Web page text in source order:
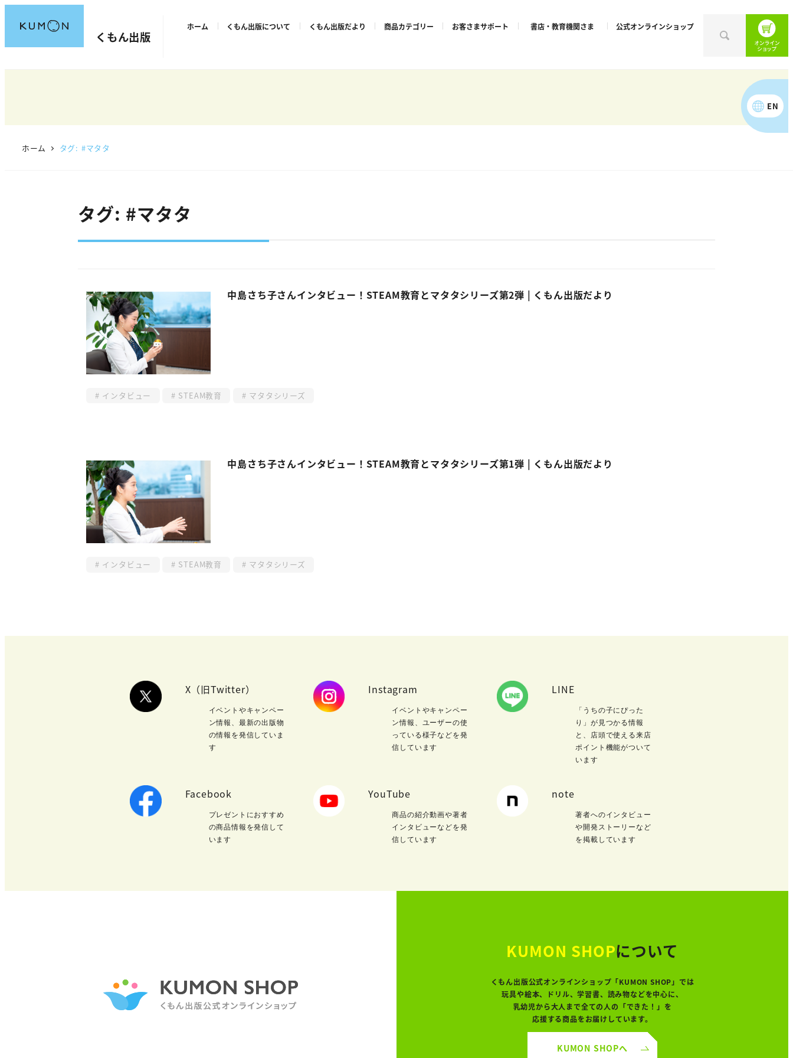
ン
ツ
くもん出版
ホーム くもん出版について くもん出版だより 商品カテゴリー お客さまサポート 書店・教育機関さま 公式オンラインショップ
EN
ホーム タグ: #マタタ
タグ: #マタタ
中島さち子さんインタビュー！STEAM教育とマタタシリーズ第2弾 | くもん出版だより
インタビュー STEAM教育 マタタシリーズ
中島さち子さんインタビュー！STEAM教育とマタタシリーズ第1弾 | くもん出版だより
インタビュー STEAM教育 マタタシリーズ
X（旧Twitter）
イベントやキャンペー
ン情報、最新の出版物
の情報を発信していま
す
Instagram
イベントやキャンペー
ン情報、ユーザーの使
っている様子などを発
信しています
LINE
「うちの子にぴった
り」が見つかる情報
と、店頭で使える来店
ポイント機能がついて
います
Facebook
プレゼントにおすすめ
の商品情報を発信して
います
YouTube
商品の紹介動画や著者
インタビューなどを発
信しています
note
著者へのインタビュー
や開発ストーリーなど
を掲載しています
KUMON SHOPについて
くもん出版公式オンラインショップ「KUMON SHOP」では
玩具や絵本、ドリル、学習書、読み物などを中心に、
乳幼児から大人まで全ての人の「できた！」を
応援する商品をお届けしています。
KUMON SHOPへ